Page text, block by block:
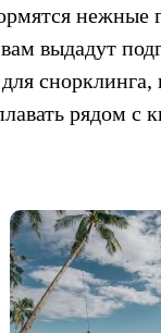
нежные
выдадут
снорклинга,
рядом с